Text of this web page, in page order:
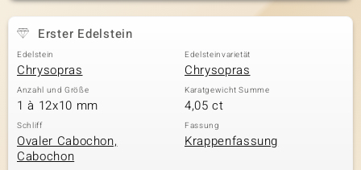
Erster Edelstein
Edelstein
Chrysopras
Edelsteinvarietät
Chrysopras
Anzahl und Größe
1 à 12x10 mm
Karatgewicht Summe
4,05 ct
Schliff
Ovaler Cabochon,
Cabochon
Fassung
Krappenfassung